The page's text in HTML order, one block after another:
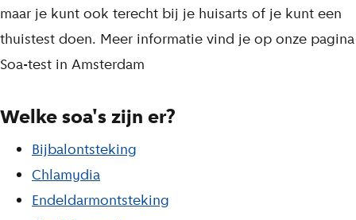
maar je kunt ook terecht bij je huisarts of je kunt een
thuistest doen. Meer informatie vind je op onze pagina
Soa-test in Amsterdam
Welke soa's zijn er?
Bijbalontsteking
Chlamydia
Endeldarmontsteking